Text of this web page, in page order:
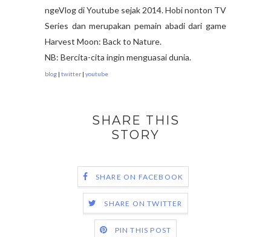
ngeVlog di Youtube sejak 2014. Hobi nonton TV
Series dan merupakan pemain abadi dari game
Harvest Moon: Back to Nature.
NB: Bercita-cita ingin menguasai dunia.
blog | twitter | youtube
SHARE THIS
STORY
SHARE ON FACEBOOK
SHARE ON TWITTER
PIN THIS POST